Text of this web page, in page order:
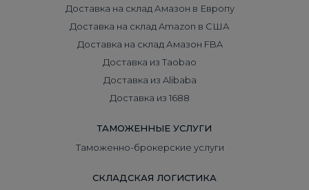
Доставка на склад Амазон в Европу
Доставка на склад Amazon в США
Доставка на склад Амазон FBA
Доставка из Taobao
Доставка из Alibaba
Доставка из 1688
ТАМОЖЕННЫЕ УСЛУГИ
Таможенно-брокерские услуги
СКЛАДСКАЯ ЛОГИСТИКА